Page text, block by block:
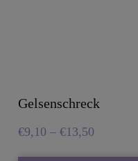
Gelsenschreck
€9,10 – €13,50